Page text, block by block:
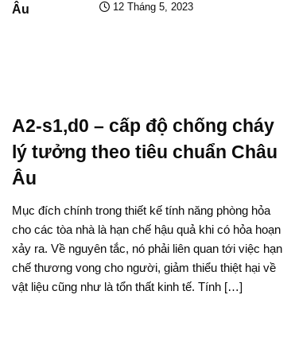
12 Tháng 5, 2023
A2-s1,d0 – cấp độ chống cháy
lý tưởng theo tiêu chuẩn Châu
Âu
Mục đích chính trong thiết kế tính năng phòng hỏa
cho các tòa nhà là hạn chế hậu quả khi có hỏa hoạn
xảy ra. Về nguyên tắc, nó phải liên quan tới việc hạn
chế thương vong cho người, giảm thiểu thiệt hại về
vật liệu cũng như là tổn thất kinh tế. Tính […]